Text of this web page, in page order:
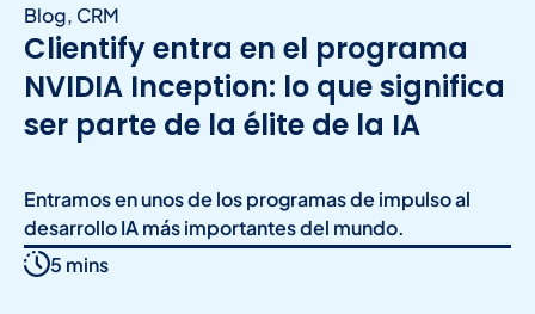
Blog, CRM
Clientify entra en el programa
NVIDIA Inception: lo que significa
ser parte de la élite de la IA
Entramos en unos de los programas de impulso al
desarrollo IA más importantes del mundo.
5 mins